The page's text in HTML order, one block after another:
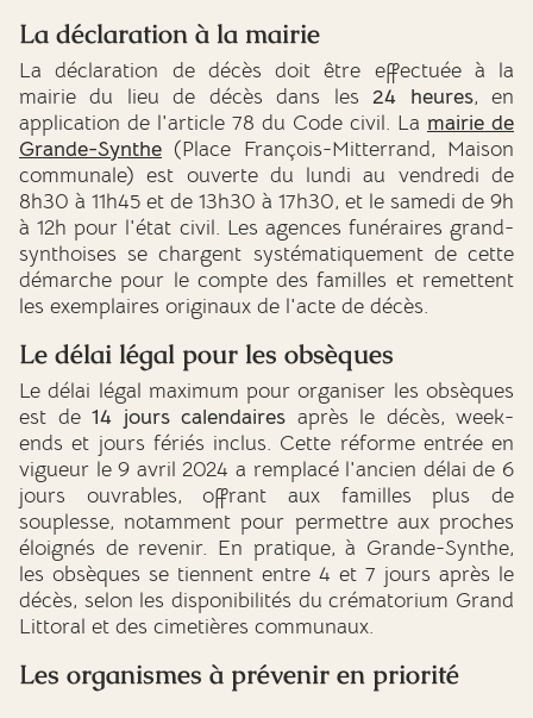
La déclaration à la mairie
La déclaration de décès doit être effectuée à la
mairie du lieu de décès dans les24 heures, en
application de l'article 78 du Code civil. La mairie de
Grande-Synthe (Place François-Mitterrand, Maison
communale) est ouverte du lundi au vendredi de
8h30 à 11h45 et de 13h30 à 17h30, et le samedi de 9h
à 12h pour l'état civil. Les agences funéraires grand-
synthoises se chargent systématiquement de cette
démarche pour le compte des familles et remettent
les exemplaires originaux de l'acte de décès.
Le délai légal pour les obsèques
Le délai légal maximum pour organiser les obsèques
est de 14 jours calendaires après le décès, week-
ends et jours fériés inclus. Cette réforme entrée en
vigueur le 9 avril 2024 a remplacé l'ancien délai de 6
jours ouvrables, offrant aux familles plus de
souplesse, notamment pour permettre aux proches
éloignés de revenir. En pratique, à Grande-Synthe,
les obsèques se tiennent entre 4 et 7 jours après le
décès, selon les disponibilités du crématorium Grand
Littoral et des cimetières communaux.
Les organismes à prévenir en priorité